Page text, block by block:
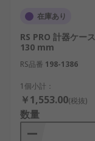
在庫あり
RS PRO 計器ケー
130 mm
RS品番 198-1386
1個小計：
￥1,553.00(税抜)
数量